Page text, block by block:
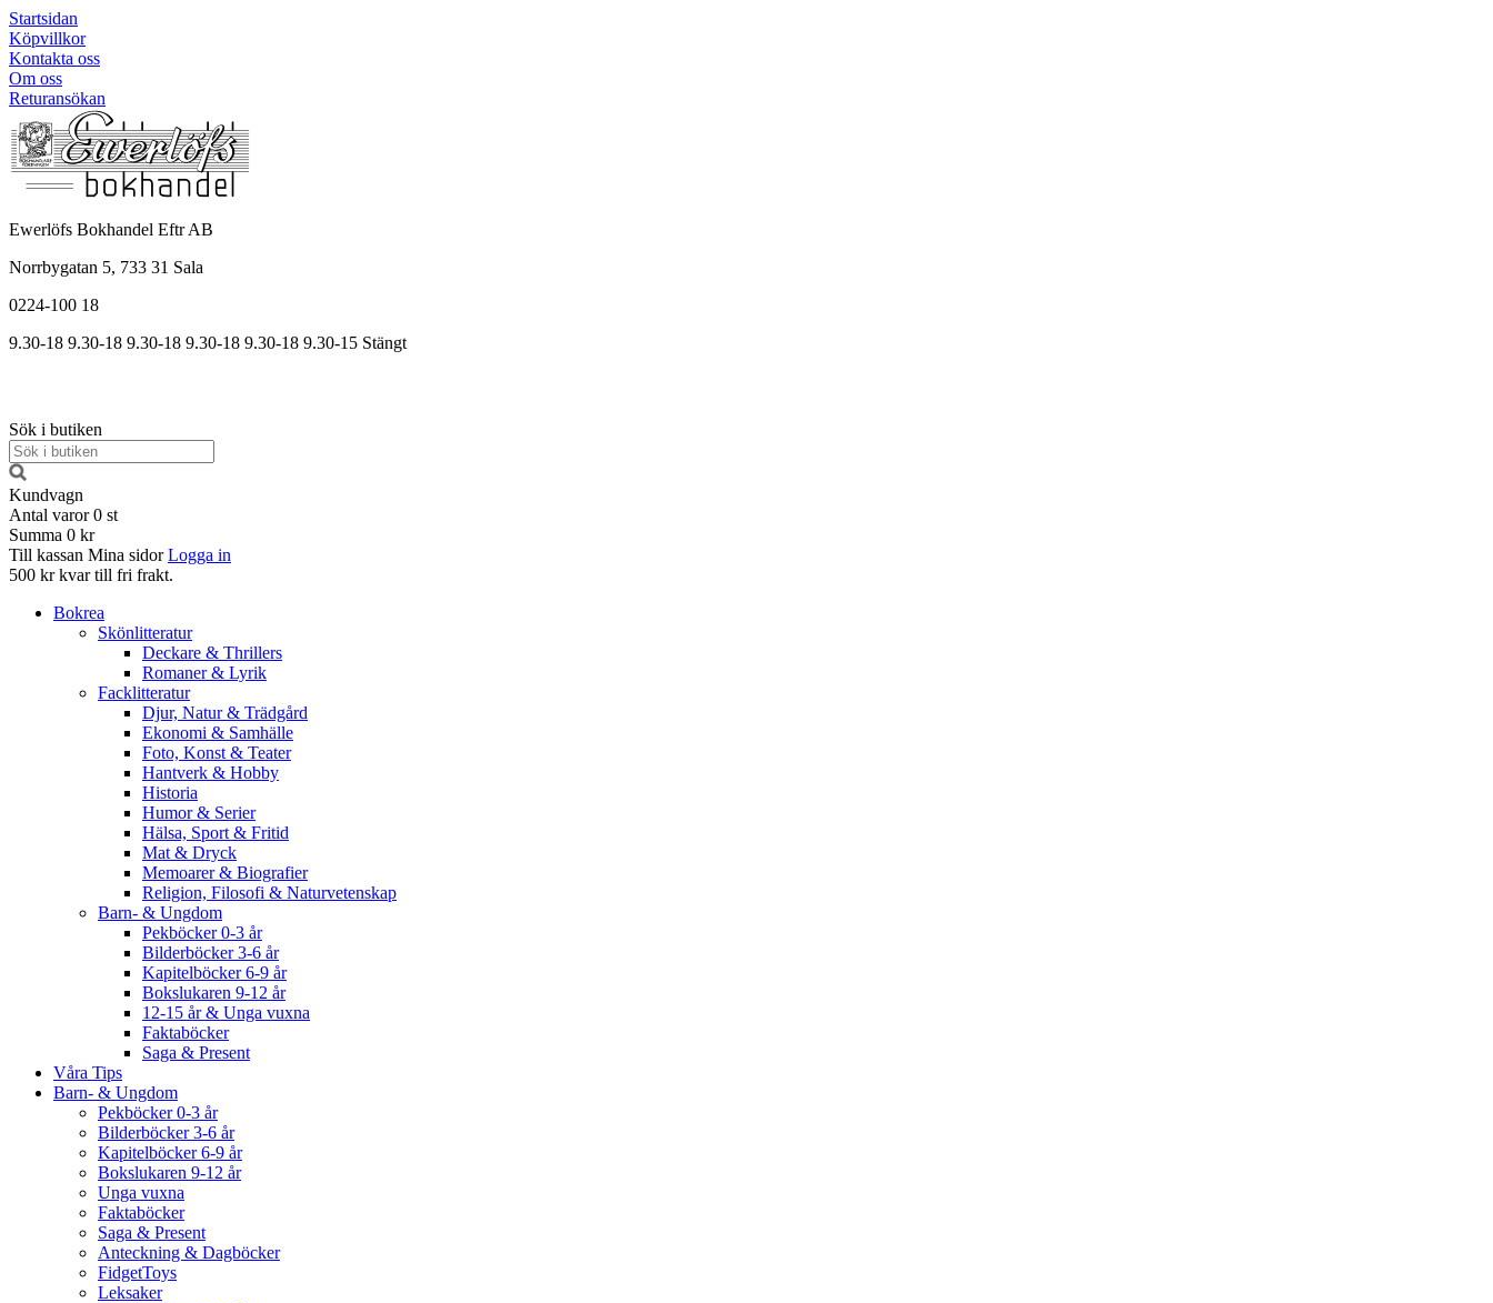
Startsidan
Köpvillkor
Kontakta oss
Om oss
Returansökan
Ewerlöfs Bokhandel Eftr AB
Norrbygatan 5, 733 31 Sala
0224-100 18
9.30-18 9.30-18 9.30-18 9.30-18 9.30-18 9.30-15 Stängt
Sök i butiken
Kundvagn
Antal varor 0 st
Summa 0 kr
Till kassan Mina sidor Logga in
500 kr kvar till fri frakt.
Bokrea
Skönlitteratur
Deckare & Thrillers
Romaner & Lyrik
Facklitteratur
Djur, Natur & Trädgård
Ekonomi & Samhälle
Foto, Konst & Teater
Hantverk & Hobby
Historia
Humor & Serier
Hälsa, Sport & Fritid
Mat & Dryck
Memoarer & Biografier
Religion, Filosofi & Naturvetenskap
Barn- & Ungdom
Pekböcker 0-3 år
Bilderböcker 3-6 år
Kapitelböcker 6-9 år
Bokslukaren 9-12 år
12-15 år & Unga vuxna
Faktaböcker
Saga & Present
Våra Tips
Barn- & Ungdom
Pekböcker 0-3 år
Bilderböcker 3-6 år
Kapitelböcker 6-9 år
Bokslukaren 9-12 år
Unga vuxna
Faktaböcker
Saga & Present
Anteckning & Dagböcker
FidgetToys
Leksaker